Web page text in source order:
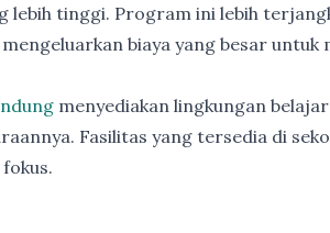
lebih tinggi. Program ini lebih
biaya yang besar untuk
menyediakan lingkungan
Fasilitas yang tersedia di